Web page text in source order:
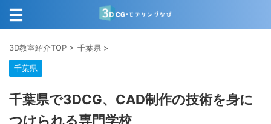
3D教室紹介TOP > 千葉県 >
千葉県
千葉県で3DCG、CAD制作の技術を身に
つけられる専門学校